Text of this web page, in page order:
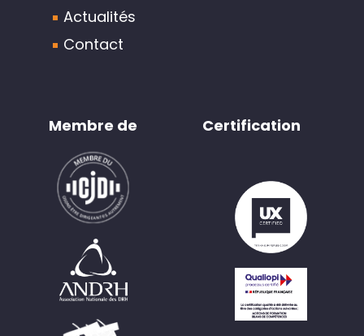
Actualités
Contact
Membre de Certification